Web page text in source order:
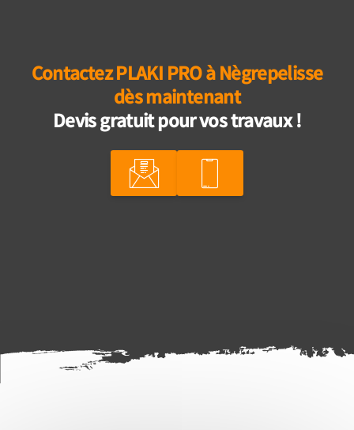
Contactez PLAKI PRO à Nègrepelisse
dès maintenant
Devis gratuit pour vos travaux !